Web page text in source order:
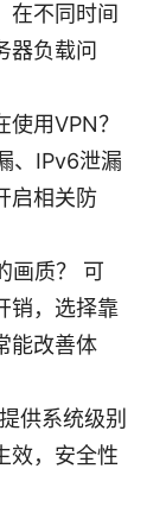
在不同时间
器负载问
用VPN？
、IPv6泄漏
启相关防
画质？ 可
销，选择靠
能改善体
供系统级别
效，安全性